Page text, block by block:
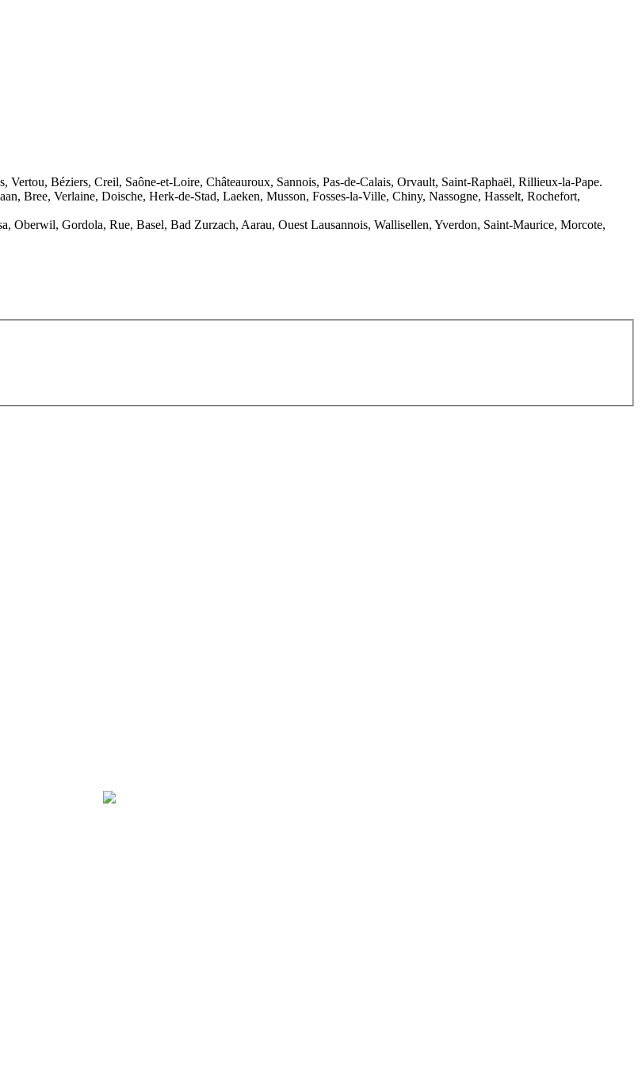
Béziers, Creil, Saône-et-Loire, Châteauroux, Sannois, Pas-de-Calais, Orvault, Saint-Raphaël, Rillieux-la-Pape.
Bree, Verlaine, Doische, Herk-de-Stad, Laeken, Musson, Fosses-la-Ville, Chiny, Nassogne, Hasselt, Rochefort,
Oberwil, Gordola, Rue, Basel, Bad Zurzach, Aarau, Ouest Lausannois, Wallisellen, Yverdon, Saint-Maurice, Morcote,